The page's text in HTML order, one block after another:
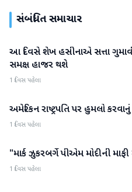
સંબંધિત સમાચાર
આંતરરાષ્ટ્રીય
આ દિવસે શેખ હસીનાએ સત્તા
સમક્ષ હાજર થશે
1 દિવસ પહેલા
આંતરરાષ્ટ્રીય
અમેરિકન રાષ્ટ્રપતિ પર હુમલો
1 દિવસ પહેલા
આંતરરાષ્ટ્રીય
"માર્ક ઝુકરબર્ગે પીએમ મોદીની
1 દિવસ પહેલા